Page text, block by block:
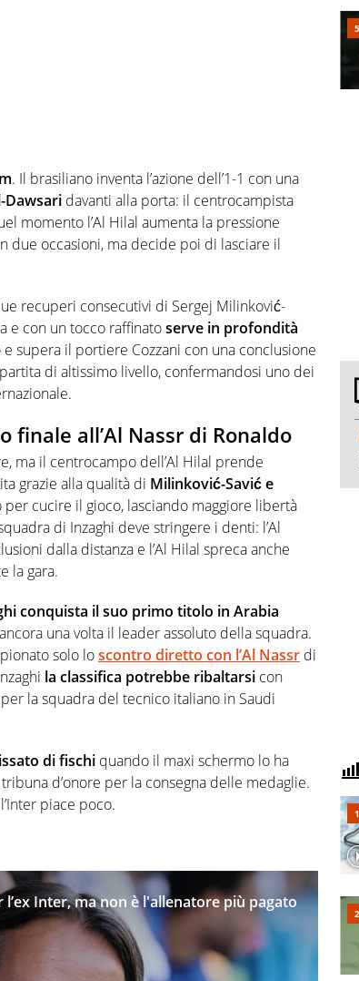
. Il brasiliano inventa l’azione dell’1-1 con una
Dawsari davanti alla porta: il centrocampista
momento l’Al Hilal aumenta la pressione
due occasioni, ma decide poi di lasciare il
recuperi consecutivi di Sergej Milinković-
e con un tocco raffinatoserve in profondità
e supera il portiere Cozzani con una conclusione
di altissimo livello, confermandosi uno dei
finale all’Al Nassr di Ronaldo
ma il centrocampo dell’Al Hilal prende
grazie alla qualità di Milinković-Savić e
per cucire il gioco, lasciando maggiore libertà
di Inzaghi deve stringere i denti: l’Al
dalla distanza e l’Al Hilal spreca anche
la gara.
conquista il suo primo titolo in Arabia
una volta il leader assoluto della squadra.
solo loscontro diretto con l’Al Nassr di
la classifica potrebbe ribaltarsi con
la squadra del tecnico italiano in Saudi
di fischi quando il maxi schermo lo ha
d’onore per la consegna delle medaglie.
piace poco.
Inter, ma non è l'allenatore più pagato